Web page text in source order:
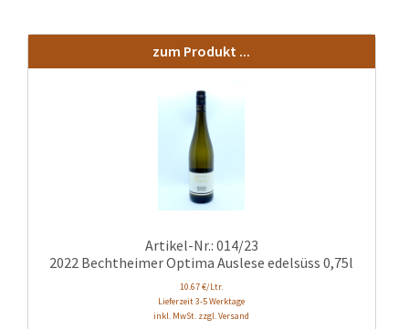
Artikel-Nr.: 014/23
2022 Bechtheimer Optima Auslese edelsüss 0,75l
10.67 €/Ltr.
Lieferzeit 3-5 Werktage
inkl. MwSt. zzgl. Versand
zum Produkt ...